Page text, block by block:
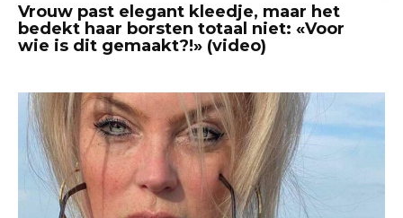
Vrouw past elegant kleedje, maar het
bedekt haar borsten totaal niet: «Voor
wie is dit gemaakt?!» (video)